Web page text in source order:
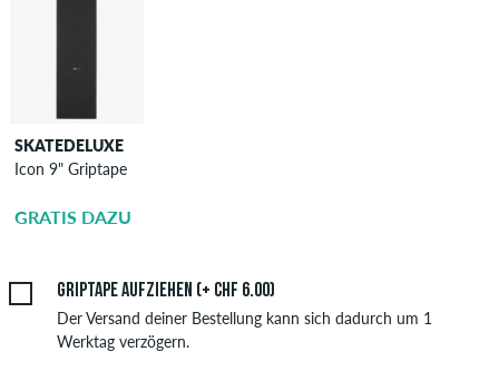
SKATEDELUXE
Icon 9" Griptape
GRATIS DAZU
Griptape aufziehen (+ CHF 6.00)
Der Versand deiner Bestellung kann sich dadurch um 1
Werktag verzögern.